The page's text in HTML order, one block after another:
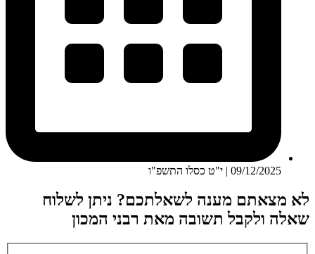
09/12/2025 | י"ט כסלו התשפ"ו
לא מצאתם מענה לשאלתכם? ניתן לשלוח
שאלה ולקבל תשובה מאת רבני המכון